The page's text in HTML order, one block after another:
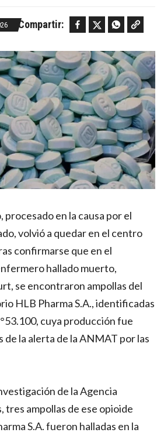
Compartir: Facebook Twitter WhatsApp Copy link
en la causa por el
volvió a quedar en el centro
confirmarse que en el
hallado muerto,
se encontraron ampollas del
HLB Pharma S.A., identificadas
cuya producción fue
de la alerta de la ANMAT por las
de la Agencia
tres ampollas de ese opioide
S.A. fueron halladas en la